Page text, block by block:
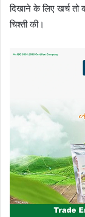
दिखाने के लिए खर्च
चिश्ती की।